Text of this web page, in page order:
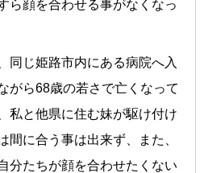
ら顔を合わせる事がなくなっ
同じ姫路市内にある病院へ入
がら68歳の若さで亡くなって
私と他県に住む妹が駆け付け
間に合う事は出来ず、また、
分たちが顔を合わせたくない